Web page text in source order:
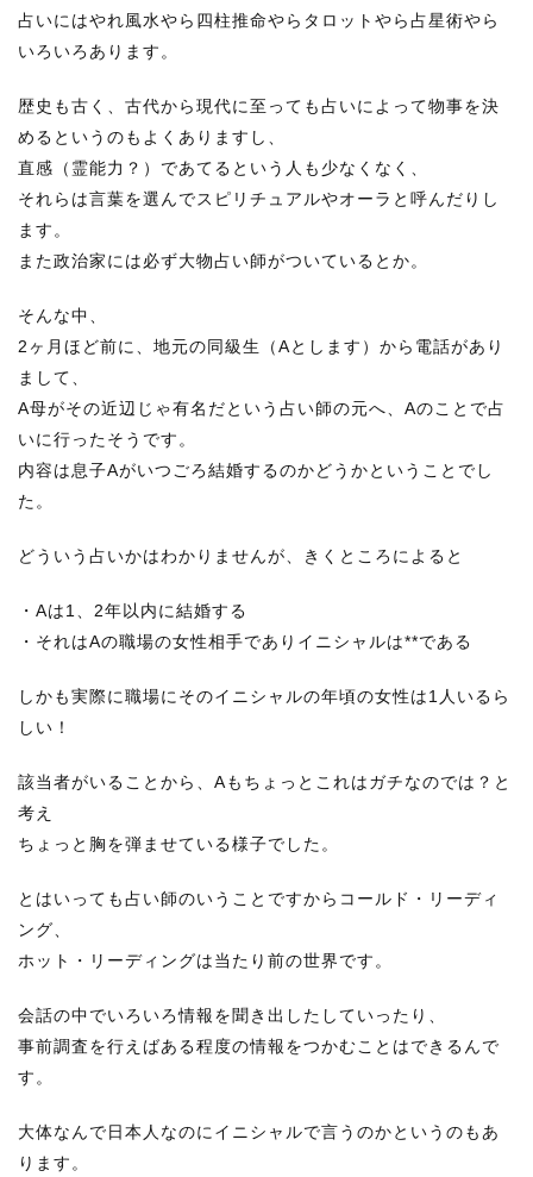
約款
情報セキュリティ
プライバシーポリシー
占いにはやれ風水やら四柱推命やらタロットやら占星術やら
いろいろあります。
歴史も古く、古代から現代に至っても占いによって物事を決
めるというのもよくありますし、
直感（霊能力？）であてるという人も少なくなく、
それらは言葉を選んでスピリチュアルやオーラと呼んだりし
ます。
また政治家には必ず大物占い師がついているとか。
そんな中、
2ヶ月ほど前に、地元の同級生（Aとします）から電話があり
まして、
A母がその近辺じゃ有名だという占い師の元へ、Aのことで占
いに行ったそうです。
内容は息子Aがいつごろ結婚するのかどうかということでし
た。
どういう占いかはわかりませんが、きくところによると
・Aは1、2年以内に結婚する
・それはAの職場の女性相手でありイニシャルは**である
しかも実際に職場にそのイニシャルの年頃の女性は1人いるら
しい！
該当者がいることから、Aもちょっとこれはガチなのでは？と
考え
ちょっと胸を弾ませている様子でした。
とはいっても占い師のいうことですからコールド・リーディ
ング、
ホット・リーディングは当たり前の世界です。
会話の中でいろいろ情報を聞き出したしていったり、
事前調査を行えばある程度の情報をつかむことはできるんで
す。
大体なんで日本人なのにイニシャルで言うのかというのもあ
ります。